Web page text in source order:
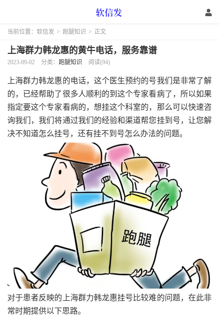
当前位置： 软信发 > 跑腿知识 > 正文
上海群力韩龙惠的黄牛电话，服务靠谱
2023-09-02 分类： 跑腿知识 阅读(94)
上海群力韩龙惠的电话，这个医生预约的号我们是非常了解
的，已经帮助了很多人顺利的到这个专家看病了，所以如果
指定要这个专家看病的，想挂这个科室的，那么可以快速咨
询我们，我们将通过我们的经验和渠道帮您挂到号，让您解
决不知道怎么挂号，还有挂不到号怎么办法的问题。
对于患者反映的上海群力韩龙惠挂号比较难的问题，在此非
常时期提供以下思路。